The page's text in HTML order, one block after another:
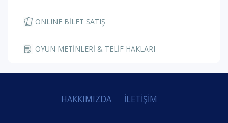
ONLINE BİLET SATIŞ
OYUN METİNLERİ & TELİF HAKLARI
HAKKIMIZDA İLETİŞİM